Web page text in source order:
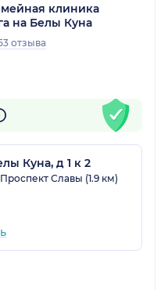
клиника
на Белы Куна
отзыва
Куна, д 1 к 2
Проспект Славы (1.9 км)